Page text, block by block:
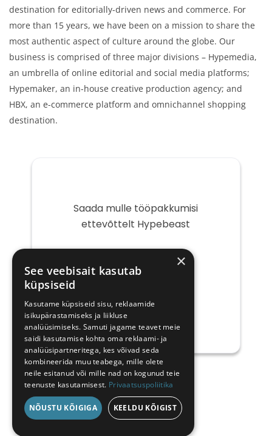
destination for editorially-driven news and commerce. For
more than 15 years, we have been on a mission to share the
most authentic aspect of culture around the globe. Our
business is comprised of three major divisions – Hypemedia,
an umbrella of online editorial and social media platforms;
Hypemaker, an in-house creative production agency; and
HBX, an e-commerce platform and omnichannel shopping
destination.
Saada mulle tööpakkumisi
ettevõttelt Hypebeast
post
×
See veebisait kasutab
küpsiseid
Kasutame küpsiseid sisu, reklaamide
isikupärastamiseks ja liikluse
analüüsimiseks. Samuti jagame teavet meie
saidi kasutamise kohta oma reklaami- ja
analüüsipartneritega, kes võivad seda
kombineerida muu teabega, mille olete
neile esitanud või mille nad on kogunud teie
teenuste kasutamisest. Privaatsuspoliitika
NÕUSTU KÕIGIGA KEELDU KÕIGIST